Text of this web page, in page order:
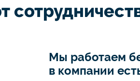
Мы работаем
в компании